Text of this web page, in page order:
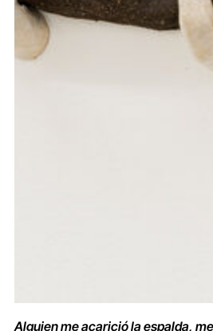
Alguien me acarició la espalda, me